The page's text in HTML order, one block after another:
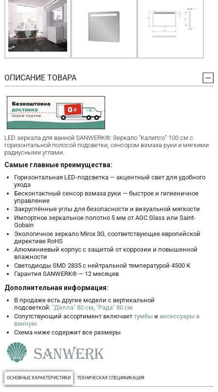
ОПИСАНИЕ ТОВАРА
LED зеркала для ванной SANWERK®: Зеркало "Калипсо" 100 см с
горизонтальной полосой подсветки, сенсором взмаха руки и мягкими
радиусными углами.
Самые главные преимущества:
Горизонтальная LED-подсветка — акцентный свет для удобного
ухода
Бесконтактный сенсор взмаха руки — быстрое и гигиеничное
управление
Закруглённые углы для безопасности и визуальной мягкости
Импортное зеркальное полотно 5 мм от AGC Glass или Saint-
Gobain
Экологичное зеркало Mirox 3G, соответствующее европейской
директиве RoHS
Алюминиевый корпус с защитой от коррозии и повышенной
влажности
Светодиоды SMD 2835 с нейтральной температурой 4500 К
Гарантия SANWERK® — 12 месяцев
Дополнительная информация:
В продаже есть другие модели с вертикальной
подсветкой: "Делла" 80 см, "Рада" 80 см
Сопутствующий ассортимент включает тумбы и аксессуары в
ванную
Схема ниже содержит все размеры
ОСНОВНЫЕ ХАРАКТЕРИСТИКИ ТЕХНИЧЕСКАЯ СПЕЦИФИКАЦИЯ